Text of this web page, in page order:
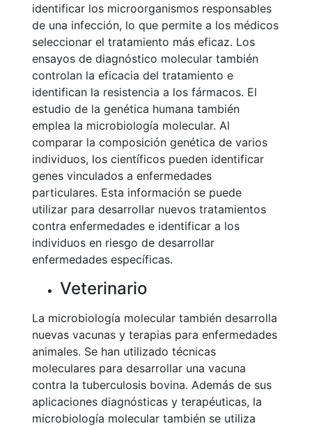
identificar los microorganismos responsables
de una infección, lo que permite a los médicos
seleccionar el tratamiento más eficaz. Los
ensayos de diagnóstico molecular también
controlan la eficacia del tratamiento e
identifican la resistencia a los fármacos. El
estudio de la genética humana también
emplea la microbiología molecular. Al
comparar la composición genética de varios
individuos, los científicos pueden identificar
genes vinculados a enfermedades
particulares. Esta información se puede
utilizar para desarrollar nuevos tratamientos
contra enfermedades e identificar a los
individuos en riesgo de desarrollar
enfermedades específicas.
Veterinario
La microbiología molecular también desarrolla
nuevas vacunas y terapias para enfermedades
animales. Se han utilizado técnicas
moleculares para desarrollar una vacuna
contra la tuberculosis bovina. Además de sus
aplicaciones diagnósticas y terapéuticas, la
microbiología molecular también se utiliza